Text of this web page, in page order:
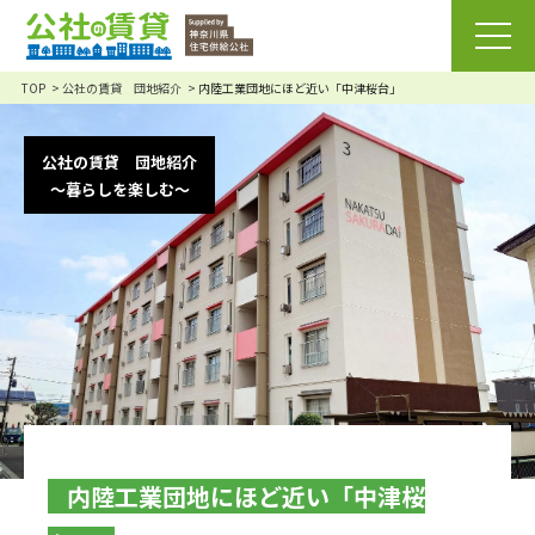
TOP 公社の賃貸 団地紹介 内陸工業団地にほど近い「中津桜台」
公社の賃貸 団地紹介
～暮らしを楽しむ～
内陸工業団地にほど近い「中津桜